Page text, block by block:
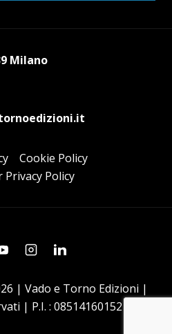
Milano
Cookie Policy
Privacy Policy
InstagramLinkedin
| Vado e Torno Edizioni |
| P.I. : 08514160152